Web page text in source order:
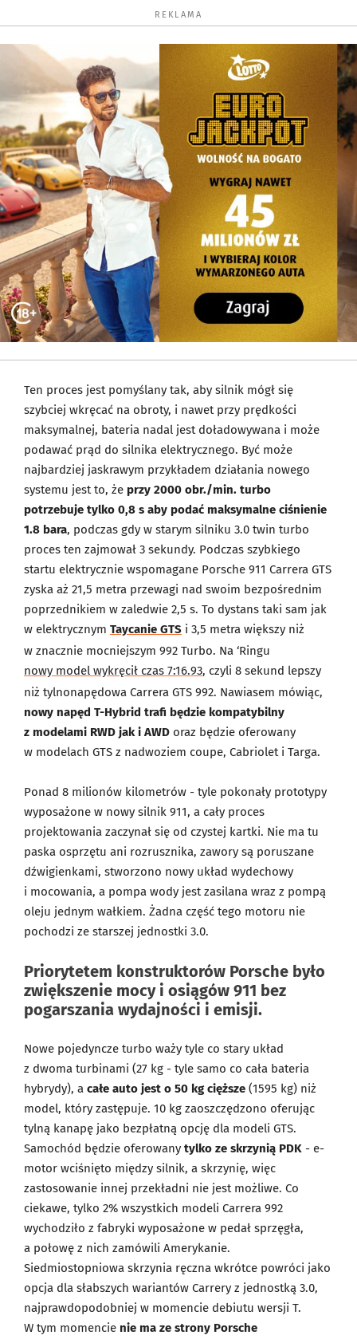
REKLAMA
Ten proces jest pomyślany tak, aby silnik mógł się
szybciej wkręcać na obroty, i nawet przy prędkości
maksymalnej, bateria nadal jest doładowywana i może
podawać prąd do silnika elektrycznego. Być może
najbardziej jaskrawym przykładem działania nowego
systemu jest to, że przy 2000 obr./min. turbo
potrzebuje tylko 0,8 s aby podać maksymalne ciśnienie
1.8 bara, podczas gdy w starym silniku 3.0 twin turbo
proces ten zajmował 3 sekundy. Podczas szybkiego
startu elektrycznie wspomagane Porsche 911 Carrera GTS
zyska aż 21,5 metra przewagi nad swoim bezpośrednim
poprzednikiem w zaledwie 2,5 s. To dystans taki sam jak
w elektrycznym Taycanie GTS i 3,5 metra większy niż
w znacznie mocniejszym 992 Turbo. Na ‘Ringu
nowy model wykręcił czas 7:16.93, czyli 8 sekund lepszy
niż tylnonapędowa Carrera GTS 992. Nawiasem mówiąc,
nowy napęd T-Hybrid trafi będzie kompatybilny
z modelami RWD jak i AWD oraz będzie oferowany
w modelach GTS z nadwoziem coupe, Cabriolet i Targa.
Ponad 8 milionów kilometrów - tyle pokonały prototypy
wyposażone w nowy silnik 911, a cały proces
projektowania zaczynał się od czystej kartki. Nie ma tu
paska osprzętu ani rozrusznika, zawory są poruszane
dźwigienkami, stworzono nowy układ wydechowy
i mocowania, a pompa wody jest zasilana wraz z pompą
oleju jednym wałkiem. Żadna część tego motoru nie
pochodzi ze starszej jednostki 3.0.
Priorytetem konstruktorów Porsche było
zwiększenie mocy i osiągów 911 bez
pogarszania wydajności i emisji.
Nowe pojedyncze turbo waży tyle co stary układ
z dwoma turbinami (27 kg - tyle samo co cała bateria
hybrydy), a całe auto jest o 50 kg cięższe (1595 kg) niż
model, który zastępuje. 10 kg zaoszczędzono oferując
tylną kanapę jako bezpłatną opcję dla modeli GTS.
Samochód będzie oferowany tylko ze skrzynią PDK - e-
motor wciśnięto między silnik, a skrzynię, więc
zastosowanie innej przekładni nie jest możliwe. Co
ciekawe, tylko 2% wszystkich modeli Carrera 992
wychodziło z fabryki wyposażone w pedał sprzęgła,
a połowę z nich zamówili Amerykanie.
Siedmiostopniowa skrzynia ręczna wkrótce powróci jako
opcja dla słabszych wariantów Carrery z jednostką 3.0,
najprawdopodobniej w momencie debiutu wersji T.
W tym momencie nie ma ze strony Porsche